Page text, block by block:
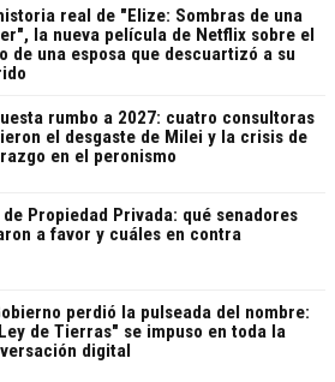
real de "Elize: Sombras de una
la nueva película de Netflix sobre el
de una esposa que descuartizó a su
rumbo a 2027: cuatro consultoras
el desgaste de Milei y la crisis de
en el peronismo
de Propiedad Privada: qué senadores
a favor y cuáles en contra
perdió la pulseada del nombre:
de Tierras" se impuso en toda la
digital